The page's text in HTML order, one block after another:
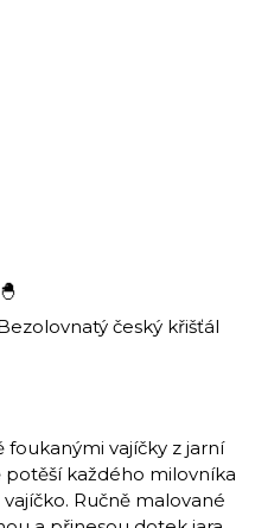
český křišťál
foukanými vajíčky z jarní
potěší každého milovníka
Ručně malované